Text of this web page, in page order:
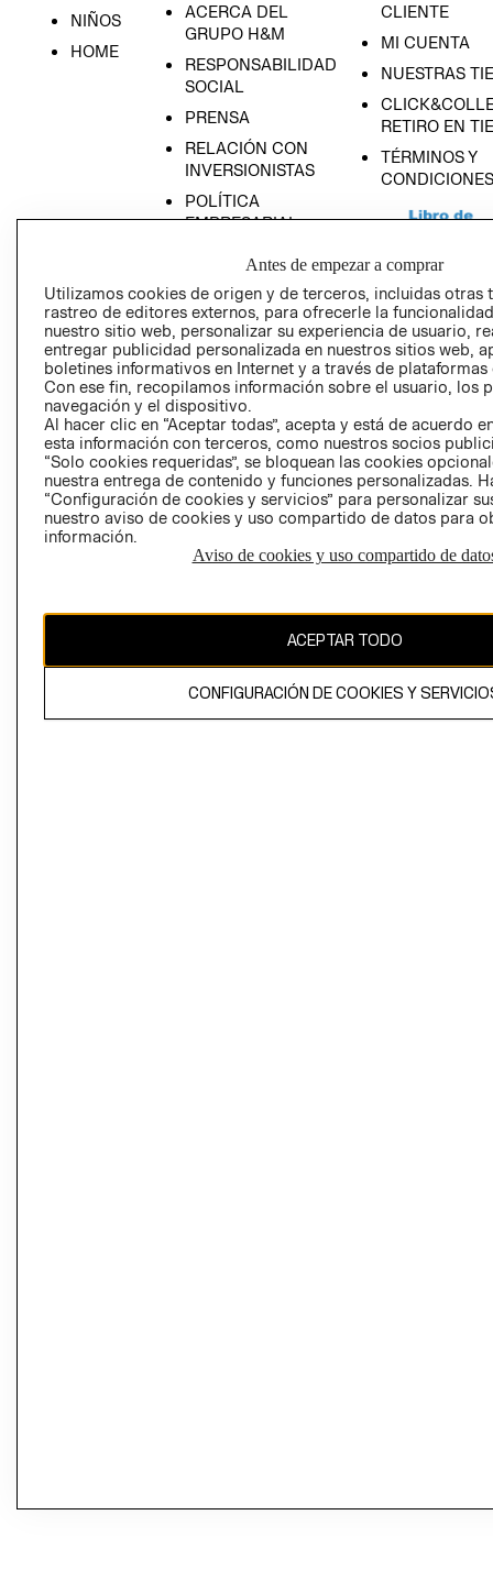
NIÑOS
HOME
ACERCA DEL
GRUPO H&M
RESPONSABILIDAD
SOCIAL
PRENSA
RELACIÓN CON
INVERSIONISTAS
POLÍTICA
EMPRESARIAL
CLIENTE
MI CUENTA
NUESTRAS
RETIRO EN
TÉRMINOS Y
CONDICIONES
AVISO DE
PRIVACIDAD
GIFT CARD
El contenido de esta página web está protegido por copyright y es
propiedad de H&M Hennes & Mauritz AB
Antes de empezar a comprar
Utilizamos cookies de origen y de terceros, incluidas otras
rastreo de editores externos, para ofrecerle la
nuestro sitio web, personalizar su experiencia de usuario,
entregar publicidad personalizada en nuestros sitios web,
boletines informativos en Internet y a través de plataformas
Con ese fin, recopilamos información sobre el usuario, los
navegación y el dispositivo.
Al hacer clic en “Aceptar todas”, acepta y está de acuerdo
esta información con terceros, como nuestros socios
“Solo cookies requeridas”, se bloquean las cookies
nuestra entrega de contenido y funciones personalizadas.
“Configuración de cookies y servicios” para personalizar
nuestro aviso de cookies y uso compartido de datos para
información.
Aviso de cookies y uso compartido de
ACEPTAR TODO
CONFIGURACIÓN DE COOKIES Y